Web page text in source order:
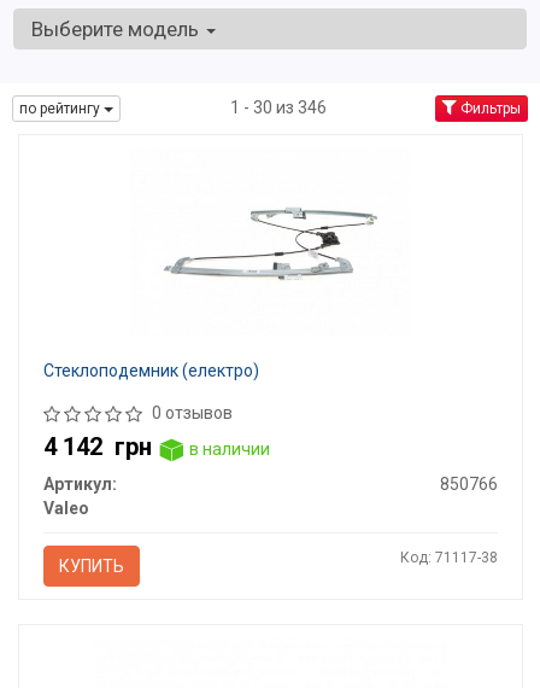
Выберите модель
по рейтингу 1 - 30 из 346 Фильтры
Стеклоподемник (електро)
0 отзывов
4 142 грн
в наличии
Артикул:
850766
Valeo
КУПИТЬ Код: 71117-38